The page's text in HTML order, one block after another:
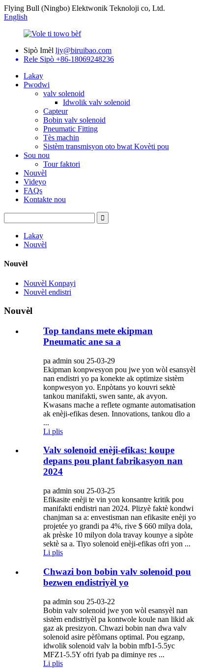
Flying Bull (Ningbo) Elektwonik Teknoloji co, Ltd.
English
Sipò Imèl ljy@biruibao.com
Rele Sipò +86-18069248236
Lakay
Pwodwi
valv solenoid
Idwolik valv solenoid
Capteur
Bobin valv solenoid
Pneumatic Fitting
Tès machin
Sistèm transmisyon oto bwat Kovèti pou
Sou nou
Tour faktori
Nouvèl
Videyo
FAQs
Kontakte nou
Lakay
Nouvèl
Nouvèl
Nouvèl Konpayi
Nouvèl endistri
Nouvèl
Top tandans mete ekipman
Pneumatic ane sa a
pa admin sou 25-03-29
Ekipman konpwesyon pou jwe yon wòl esansyèl
nan endistri yo pa konekte ak optimize sistèm
konpwesyon yo. Enpòtans yo kouvri sektè
tankou manifakti, swen sante, ak avyon.
Kwasans mache a reflete ogmante automatisation
ak enèji-efikas desen. Innovations, tankou dlo a
...
Li plis
Valv solenoid enèji-efikas: koupe
depans pou plant fabrikasyon nan
2024
pa admin sou 25-03-25
Efikasite enèji te vin yon konsantre kritik pou
manifakti endistri nan 2024. Plizyè faktè kondwi
chanjman sa a: envestisman nan efikasite enèji yo
projetée yo grandi pa 4%, rive $ 660 milya dola,
ak prèske 10 milyon dola travay kounye a sipòte
sektè sa a. Tiyo solenoid enèji-efikas ofri yon ...
Li plis
Chwazi bon bobin valv solenoid pou
bezwen endistriyèl yo
pa admin sou 25-03-22
Bobin valv solenoid jwe yon wòl esansyèl nan
sistèm endistriyèl pa kontwole koule nan likid ak
gaz ak presizyon. Chwazi bobin nan dwa valv
solenoid asire pèfòmans optimal. Pou egzanp,
idwolik solenoid valv la bobin mfb1-5.5yc
MFZ1-5.5Y ofri fyab pa diminye res ...
Li plis